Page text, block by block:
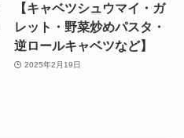
【キャベツシュウマイ・ガ
レット・野菜炒めパスタ・
逆ロールキャベツなど】
2025年2月19日